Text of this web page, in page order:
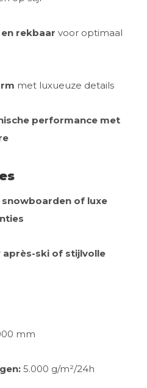
rekbaar voor optimaal
met luxueuze details
performance met
snowboarden of luxe
après-ski of stijlvolle
mm
5.000 g/m²/24h